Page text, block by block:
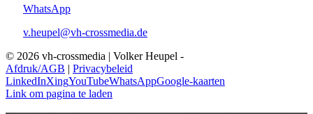
WhatsApp
v.heupel@vh-crossmedia.de
© 2026 vh-crossmedia | Volker Heupel -
Afdruk/AGB | Privacybeleid
LinkedInXingYouTubeWhatsAppGoogle-kaarten
Link om pagina te laden